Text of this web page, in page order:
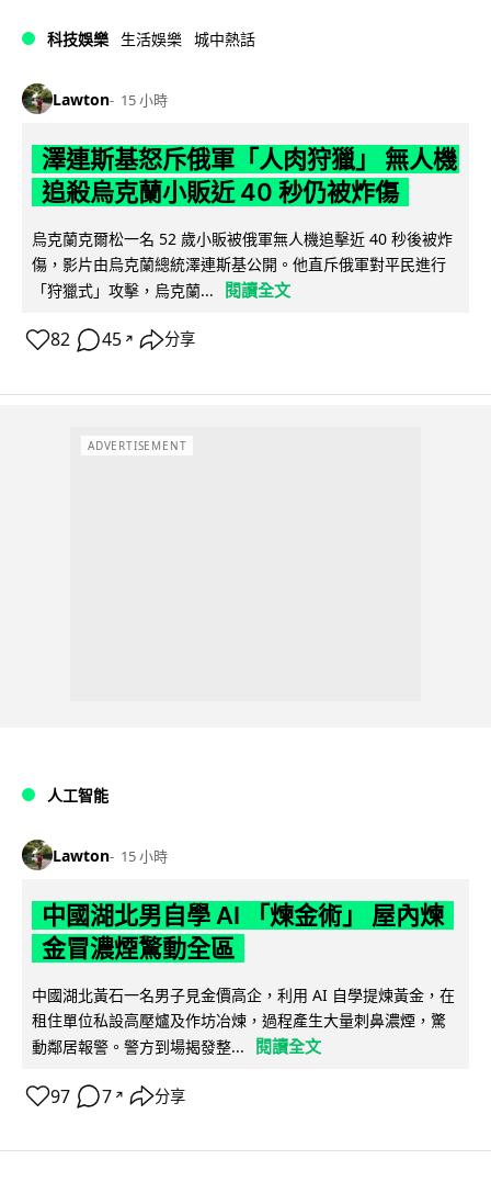
科技娛樂 生活娛樂 城中熱話
Lawton 15 小時
澤連斯基怒斥俄軍「人肉狩獵」 無人機
追殺烏克蘭小販近 40 秒仍被炸傷
烏克蘭克爾松一名 52 歲小販被俄軍無人機追擊近 40 秒後被炸
傷，影片由烏克蘭總統澤連斯基公開。他直斥俄軍對平民進行
「狩獵式」攻擊，烏克蘭...
閱讀全文
82 45 ↗ 分享
ADVERTISEMENT
人工智能
Lawton 15 小時
中國湖北男自學 AI 「煉金術」 屋內煉
金冒濃煙驚動全區
中國湖北黃石一名男子見金價高企，利用 AI 自學提煉黃金，在
租住單位私設高壓爐及作坊冶煉，過程產生大量刺鼻濃煙，驚
動鄰居報警。警方到場揭發整...
閱讀全文
97 7 ↗ 分享